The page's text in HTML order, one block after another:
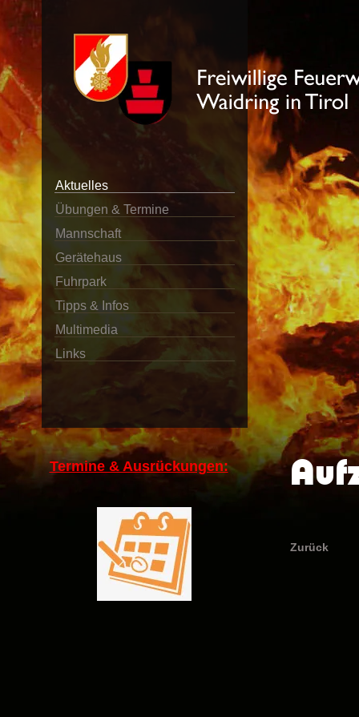
Aktuelles
Übungen & Termine
Mannschaft
Gerätehaus
Fuhrpark
Tipps & Infos
Multimedia
Links
Termine & Ausrückungen:
Zurück